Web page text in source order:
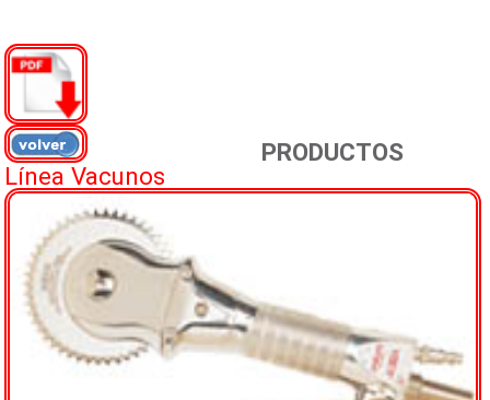
PRODUCTOS
Línea Vacunos